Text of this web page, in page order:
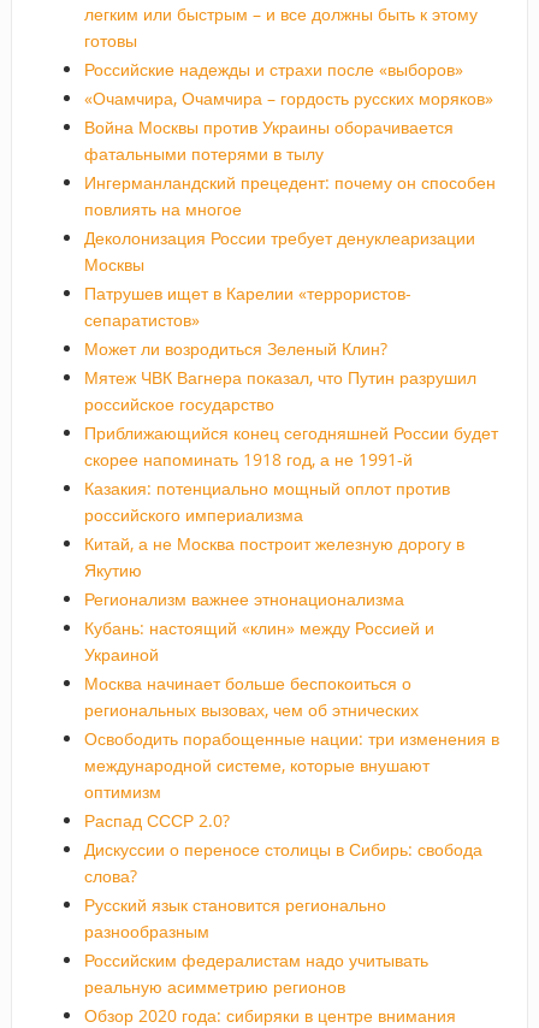
легким или быстрым – и все должны быть к этому
готовы
Российские надежды и страхи после «выборов»
«Очамчира, Очамчира – гордость русских моряков»
Война Москвы против Украины оборачивается
фатальными потерями в тылу
Ингерманландский прецедент: почему он способен
повлиять на многое
Деколонизация России требует денуклеаризации
Москвы
Патрушев ищет в Карелии «террористов-
сепаратистов»
Может ли возродиться Зеленый Клин?
Мятеж ЧВК Вагнера показал, что Путин разрушил
российское государство
Приближающийся конец сегодняшней России будет
скорее напоминать 1918 год, а не 1991-й
Казакия: потенциально мощный оплот против
российского империализма
Китай, а не Москва построит железную дорогу в
Якутию
Регионализм важнее этнонационализма
Кубань: настоящий «клин» между Россией и
Украиной
Москва начинает больше беспокоиться о
региональных вызовах, чем об этнических
Освободить порабощенные нации: три изменения в
международной системе, которые внушают
оптимизм
Распад СССР 2.0?
Дискуссии о переносе столицы в Сибирь: свобода
слова?
Русский язык становится регионально
разнообразным
Российским федералистам надо учитывать
реальную асимметрию регионов
Обзор 2020 года: сибиряки в центре внимания